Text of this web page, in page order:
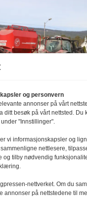
de korn
i samme
og personvern
annonser på vårt
ditt besøk på vårt nettsted. Du
"Innstillinger".
vi informasjonskapsler og
nettlesere,
og tilby nødvendig
nettverket. Om du
annonser på nettstedene til